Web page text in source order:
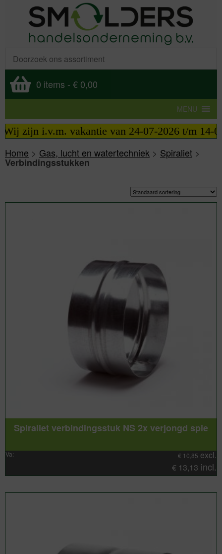
0 items - € 0,00
MENU
i.v.m. vakantie van 24-07-2026 t/m 14-08-
Home > Gas, lucht en watertechniek > Spiraliet >
Verbindingsstukken
Spiraliet verbindingsstuk NS 2x verjongd spie
Va: € 10,85 excl.
€ 13,13 incl.